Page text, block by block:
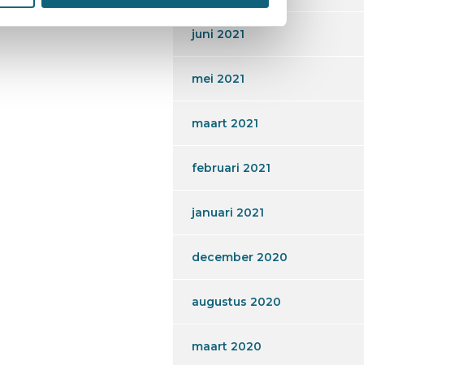
juni 2021
mei 2021
maart 2021
februari 2021
januari 2021
december 2020
augustus 2020
maart 2020